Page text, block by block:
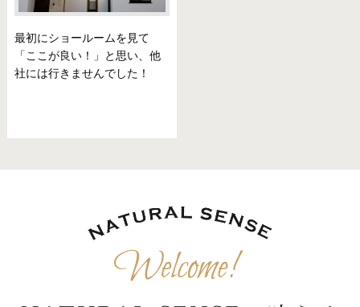
最初にショールームを見て
「ここが良い！」と思い、他
社には行きませんでした！